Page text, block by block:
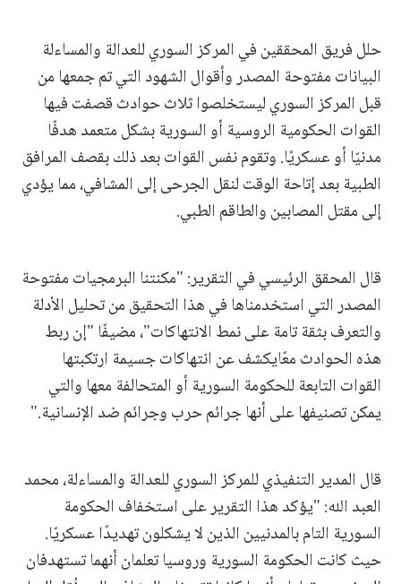
حلل فريق المحققين في المركز السوري للعدالة والمساءلة
البيانات مفتوحة المصدر وأقوال الشهود التي تم جمعها من
قبل المركز السوري ليستخلصوا ثلاث حوادث قصفت فيها
القوات الحكومية الروسية أو السورية بشكل متعمد هدفًا
مدنيًا أو عسكريًا. وتقوم نفس القوات بعد ذلك بقصف المرافق
الطبية بعد إتاحة الوقت لنقل الجرحى إلى المشافي، مما يؤدي
إلى مقتل المصابين والطاقم الطبي.
قال المحقق الرئيسي في التقرير: "مكنتنا البرمجيات مفتوحة
المصدر التي استخدمناها في هذا التحقيق من تحليل الأدلة
والتعرف بثقة تامة على نمط الانتهاكات"، مضيفًا "إن ربط
هذه الحوادث معًايكشف عن انتهاكات جسيمة ارتكبتها
القوات التابعة للحكومة السورية أو المتحالفة معها والتي
يمكن تصنيفها على أنها جرائم حرب وجرائم ضد الإنسانية."
قال المدير التنفيذي للمركز السوري للعدالة والمساءلة، محمد
العبد الله: "يؤكد هذا التقرير على استخفاف الحكومة
السورية التام بالمدنيين الذين لا يشكلون تهديدًا عسكريًا.
حيث كانت الحكومة السورية وروسيا تعلمان أنهما تستهدفان